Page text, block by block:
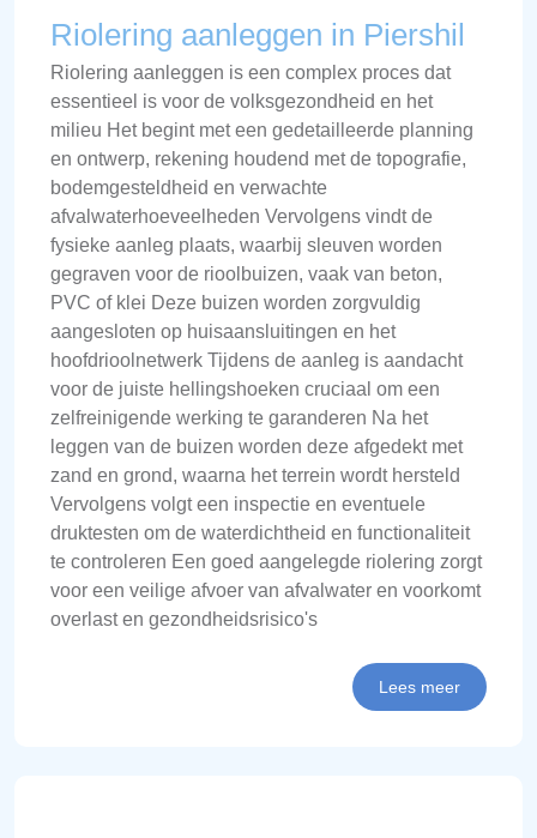
Riolering aanleggen in Piershil
Riolering aanleggen is een complex proces dat
essentieel is voor de volksgezondheid en het
milieu Het begint met een gedetailleerde planning
en ontwerp, rekening houdend met de topografie,
bodemgesteldheid en verwachte
afvalwaterhoeveelheden Vervolgens vindt de
fysieke aanleg plaats, waarbij sleuven worden
gegraven voor de rioolbuizen, vaak van beton,
PVC of klei Deze buizen worden zorgvuldig
aangesloten op huisaansluitingen en het
hoofdrioolnetwerk Tijdens de aanleg is aandacht
voor de juiste hellingshoeken cruciaal om een
zelfreinigende werking te garanderen Na het
leggen van de buizen worden deze afgedekt met
zand en grond, waarna het terrein wordt hersteld
Vervolgens volgt een inspectie en eventuele
druktesten om de waterdichtheid en functionaliteit
te controleren Een goed aangelegde riolering zorgt
voor een veilige afvoer van afvalwater en voorkomt
overlast en gezondheidsrisico's
Lees meer